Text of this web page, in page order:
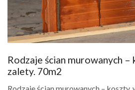
Rodzaje ścian murowanych –
zalety. 70m2